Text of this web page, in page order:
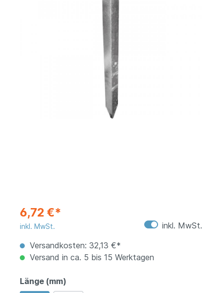
6,72 €*
inkl. MwSt.
inkl. MwSt.
Versandkosten: 32,13 €*
Versand in ca. 5 bis 15 Werktagen
Länge (mm)